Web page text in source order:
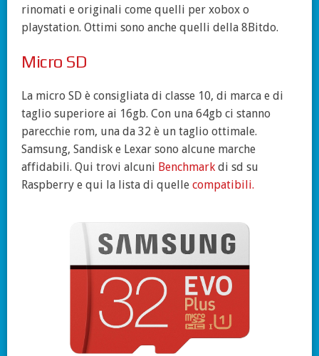
rinomati e originali come quelli per xobox o
playstation. Ottimi sono anche quelli della 8Bitdo.
Micro SD
La micro SD è consigliata di classe 10, di marca e di
taglio superiore ai 16gb. Con una 64gb ci stanno
parecchie rom, una da 32 è un taglio ottimale.
Samsung, Sandisk e Lexar sono alcune marche
affidabili. Qui trovi alcuni Benchmark di sd su
Raspberry e qui la lista di quelle compatibili.